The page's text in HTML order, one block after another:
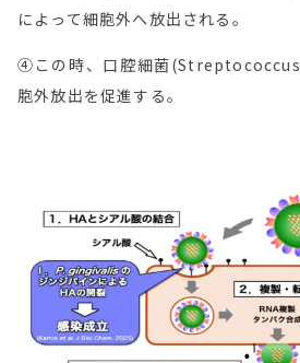
によって細胞外へ放出される。
④この時、口腔細菌
胞外放出を促進する。